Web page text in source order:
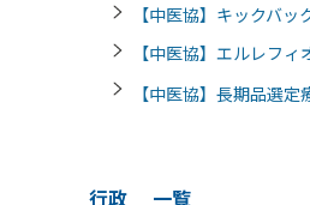
【中医協】キックバ
【中医協】エルレフ
【中医協】長期品選
行政 一覧